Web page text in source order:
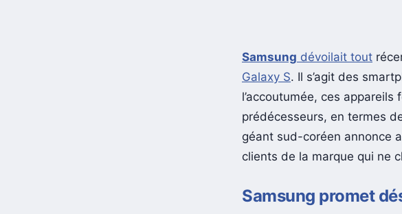
Samsung dévoilait tout
Galaxy S. Il s’agit des
l’accoutumée, ces
prédécesseurs, en termes
géant sud-coréen annonce
clients de la marque qui ne
Samsung promet